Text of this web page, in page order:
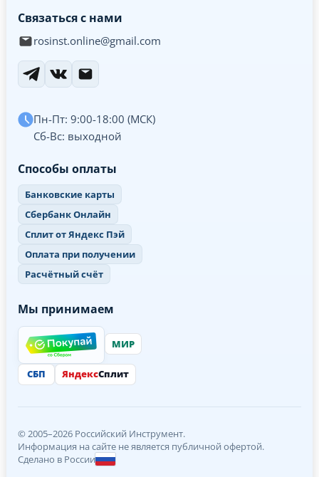
Связаться с нами
rosinst.online@gmail.com
Пн-Пт: 9:00-18:00 (МСК)
Сб-Вс: выходной
Способы оплаты
Банковские карты
Сбербанк Онлайн
Сплит от Яндекс Пэй
Оплата при получении
Расчётный счёт
Мы принимаем
МИР
СБП ЯндексСплит
© 2005–2026 Российский Инструмент.
Информация на сайте не является публичной офертой.
Сделано в России